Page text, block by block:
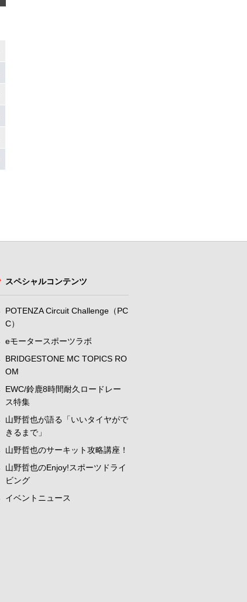
スペシャルコンテンツ
POTENZA Circuit Challenge（PC
C）
eモータースポーツラボ
BRIDGESTONE MC TOPICS RO
OM
EWC/鈴鹿8時間耐久ロードレー
ス特集
山野哲也が語る「いいタイヤがで
きるまで」
山野哲也のサーキット攻略講座！
山野哲也のEnjoy!スポーツドライ
ビング
イベントニュース